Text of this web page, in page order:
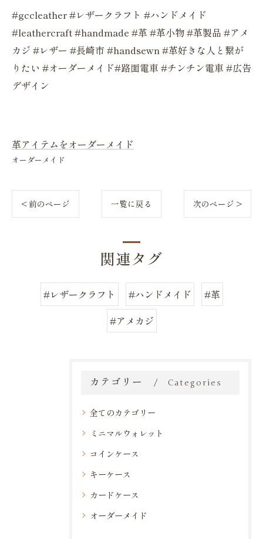
#gccleather #レザークラフト #ハンドメイド
#leathercraft #handmade #革 #革小物 #革製品 #アメ
カジ #レザー #長崎市 #handsewn #革好きな人と繋が
りたい #オーダーメイド#路面電車 #チンチン電車 #広告
デザイン
革アイテムをオーダーメイド
オーダーメイド
< 前のページ 一覧に戻る 次のページ >
関連タグ
#レザークラフト #ハンドメイド
#革
#アメカジ
カテゴリー Categories
全てのカテゴリー
ミニマルウォレット
コインケース
キーケース
カードケース
オーダーメイド